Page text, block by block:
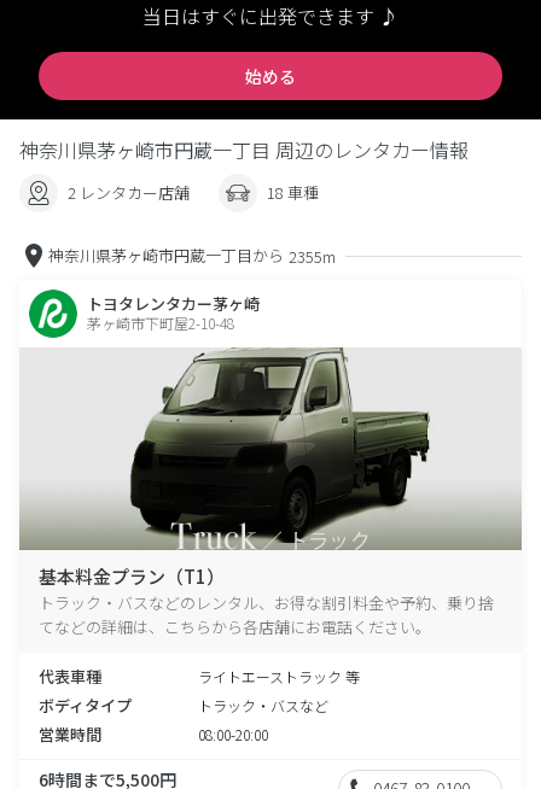
当日はすぐに出発できます ♪
始める
神奈川県茅ヶ崎市円蔵一丁目 周辺のレンタカー情報
2 レンタカー店舗 18 車種
神奈川県茅ヶ崎市円蔵一丁目から 2355m
トヨタレンタカー茅ヶ崎
茅ヶ崎市下町屋2-10-48
基本料金プラン（T1）
トラック・バスなどのレンタル、お得な割引料金や予約、乗り捨
てなどの詳細は、こちらから各店舗にお電話ください。
代表車種 ライトエーストラック 等
ボディタイプ トラック・バスなど
営業時間 08:00-20:00
6時間まで5,500円